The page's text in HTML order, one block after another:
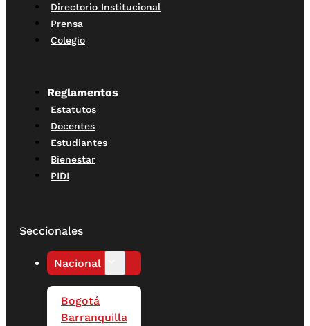
Directorio Institucional
Prensa
Colegio
Reglamentos
Estatutos
Docentes
Estudiantes
Bienestar
PIDI
Seccionales
Nacional
Bogotá
Barranquilla